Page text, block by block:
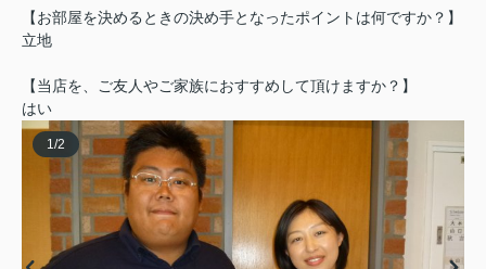
【お部屋を決めるときの決め手となったポイントは何ですか？】
立地
【当店を、ご友人やご家族におすすめして頂けますか？】
はい
1/2